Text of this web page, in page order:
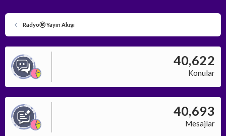
Radyo⑩ Yayın Akışı
40,622
Konular
40,693
Mesajlar